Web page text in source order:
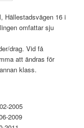
Hällestadsvägen 16 i
omfattar sju
drag. Vid få
att ändras för
klass.
2005
2009